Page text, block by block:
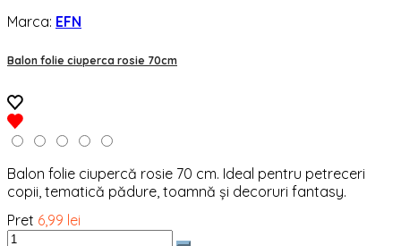
Marca: EFN
Balon folie ciuperca rosie 70cm
Balon folie ciupercă rosie 70 cm. Ideal pentru petreceri
copii, tematică pădure, toamnă și decoruri fantasy.
Pret 6,99 lei